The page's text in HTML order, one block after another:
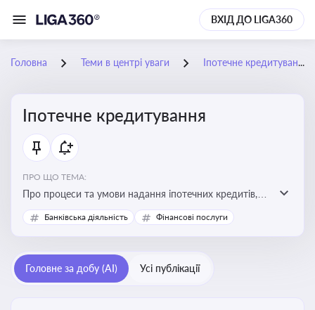
ВХІД ДО LIGA360
Головна Теми в центрі уваги Іпотечне кредитування
Іпотечне кредитування
ПРО ЩО ТЕМА:
Про процеси та умови надання іпотечних кредитів,
зміни у законодавстві та тенденції на ринку житла
Банківська діяльність Фінансові послуги
Головне за добу (AI) Усі публікації